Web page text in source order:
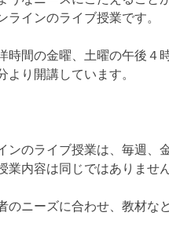
ラインのライブ授業です。
時間の金曜、土曜の午後４
より開講しています。
ンのライブ授業は、毎週、
業内容は同じではありません
のニーズに合わせ、教材な